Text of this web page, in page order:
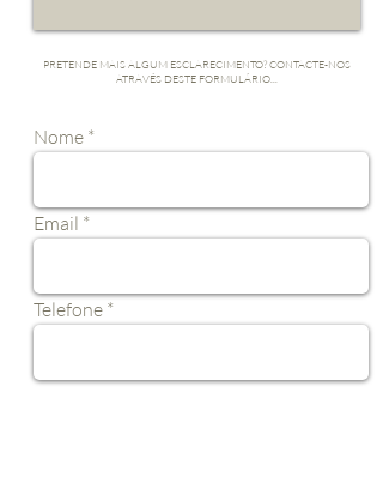
PRETENDE MAIS ALGUM ESCLARECIMENTO? CONTACTE-NOS
ATRAVÉS DESTE FORMULÁRIO...
Nome
Email
Telefone